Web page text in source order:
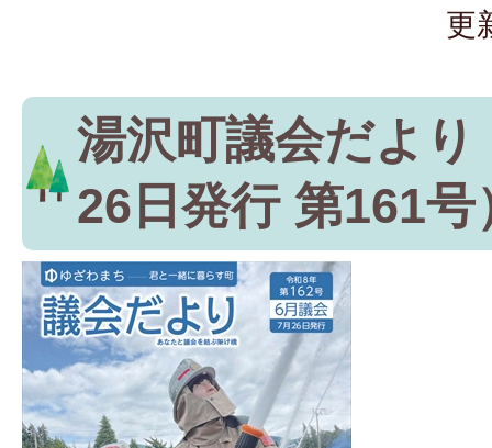
更
湯沢町議会だより
26日発行 第161号